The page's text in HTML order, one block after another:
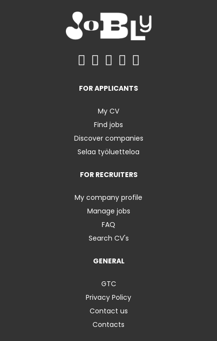
FOR APPLICANTS
My CV
Find jobs
Discover companies
Selaa työluetteloa
FOR RECRUITERS
My company profile
Manage jobs
FAQ
Search CV's
GENERAL
GTC
Privacy Policy
Contact us
Contacts